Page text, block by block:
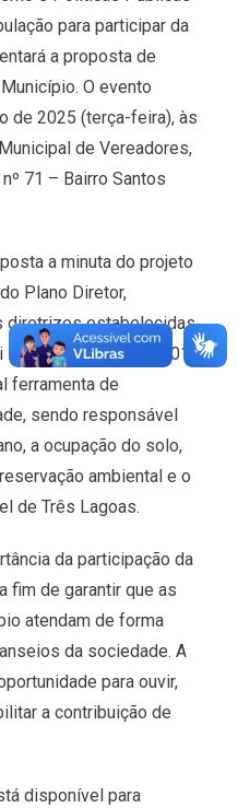
para participar da
a proposta de
O evento
de 2025 (terça-feira), às
de Vereadores,
71 – Bairro Santos
a minuta do projeto
Plano Diretor,
diretrizes estabelecidas
nº 10.257/2001).
ferramenta de
sendo responsável
a ocupação do solo,
ambiental e o
de Três Lagoas.
da participação da
fim de garantir que as
atendam de forma
da sociedade. A
para ouvir,
a contribuição de
disponível para